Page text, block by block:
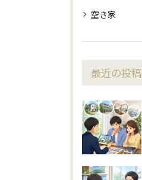
空き家
最近の投稿